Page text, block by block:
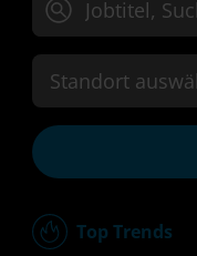
Jobtitel,
Standort
Top Trends